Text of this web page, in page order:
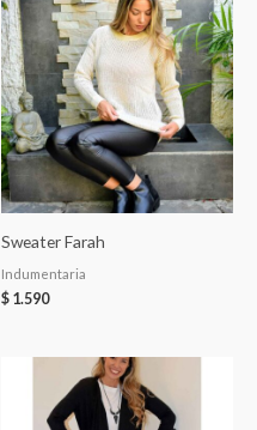
Sweater Farah
Indumentaria
$ 1.590